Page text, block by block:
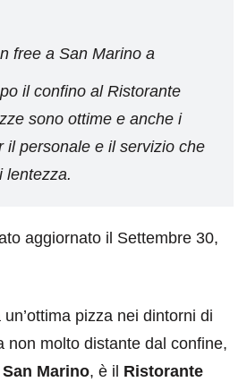
free a San Marino a
il confino al Ristorante
sono ottime e anche i
il personale e il servizio che
lentezza.
aggiornato il Settembre 30,
pizza nei dintorni di
non molto distante dal confine,
Marino, è il Ristorante